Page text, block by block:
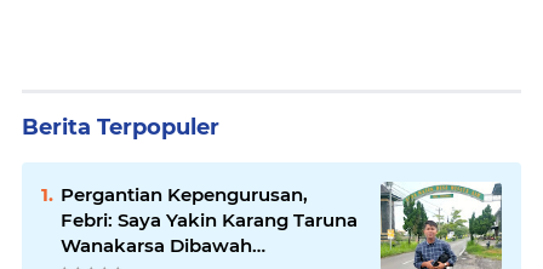
Berita Terpopuler
Pergantian Kepengurusan,
Febri: Saya Yakin Karang Taruna
Wanakarsa Dibawah